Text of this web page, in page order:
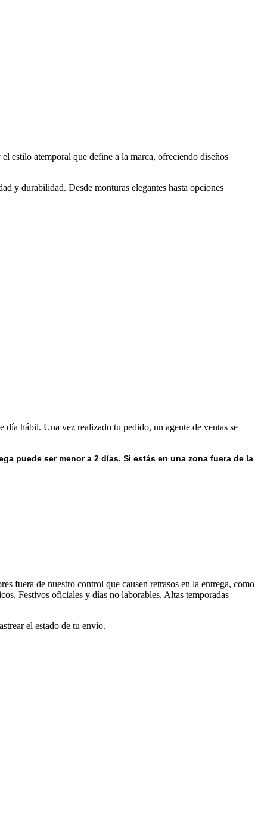
estilo atemporal que define a la marca, ofreciendo diseños
y durabilidad. Desde monturas elegantes hasta opciones
día hábil. Una vez realizado tu pedido, un agente de ventas se
puede ser menor a 2 días. Si estás en una zona fuera de la
fuera de nuestro control que causen retrasos en la entrega, como
Festivos oficiales y días no laborables, Altas temporadas
el estado de tu envío.